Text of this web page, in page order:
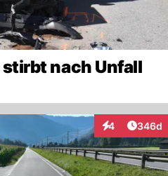
nach Unfall
4
Interaktionen
346d